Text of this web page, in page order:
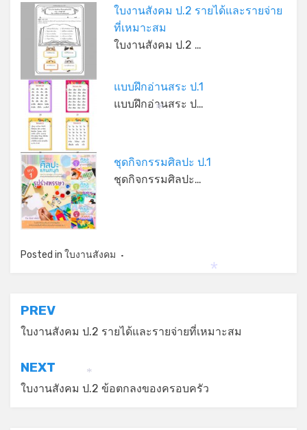
ใบงานสังคม ป.2 รายได้และรายจ่าย
ที่เหมาะสม
ใบงานสังคม ป.2 …
แบบฝึกอ่านสระ ป.1
แบบฝึกอ่านสระ ป…
ชุดกิจกรรมศิลปะ ป.1
ชุดกิจกรรมศิลปะ…
Posted in ใบงานสังคม
แนะแนว
เรื่อง
PREV
ใบงานสังคม ป.2 รายได้และรายจ่ายที่เหมาะสม
NEXT
ใบงานสังคม ป.2 ข้อตกลงของครอบครัว
*
*